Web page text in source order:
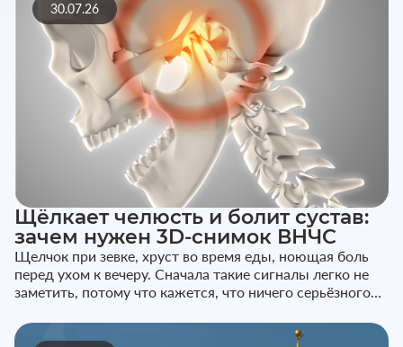
30.07.26
Щёлкает челюсть и болит сустав:
зачем нужен 3D-снимок ВНЧС
Щелчок при зевке, хруст во время еды, ноющая боль
перед ухом к вечеру. Сначала такие сигналы легко не
заметить, потому что кажется, что ничего серьёзного